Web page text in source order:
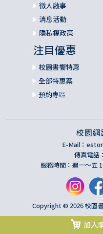
徵人啟事
消息活動
隱私權政策
注目優惠
校園書饗特惠
全部特惠案
預約專區
校園
E-Mail：
傳真電話
服務時間：週一～五
Copyright © 2026 校園
加入